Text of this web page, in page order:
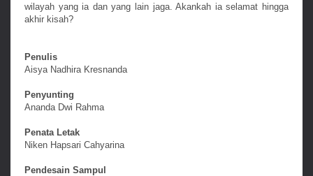
wilayah yang ia dan yang lain jaga. Akankah ia selamat hingga
akhir kisah?
Penulis
Aisya Nadhira Kresnanda
Penyunting
Ananda Dwi Rahma
Penata Letak
Niken Hapsari Cahyarina
Pendesain Sampul